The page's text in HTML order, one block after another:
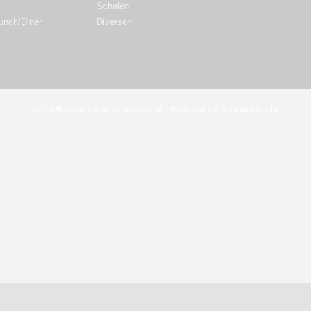
Diner
Schalen
Diversen